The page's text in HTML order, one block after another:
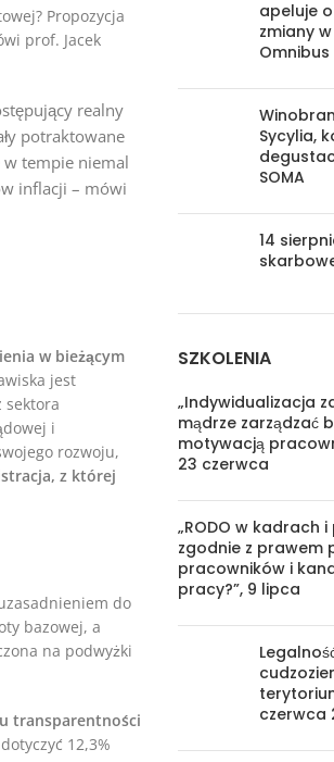
Propozycja
prof. Jacek
realny
potraktowane
tempie niemal
inflacji – mówi
w bieżącym
jest
sektora
i
rozwoju,
z której
do
bazowej, a
na podwyżki
transparentności
12,3%
apeluje
zmiany
Omnibus
Sycylia,
SOMA
14
SZKOLENIA
„Indywidualizacja
mądrze zarządzać
motywacją
23 czerwca
„RODO w kadrach
zgodnie z prawem
pracowników i
pracy?”, 9 lipca
czerwca